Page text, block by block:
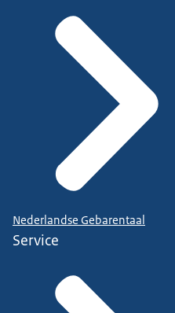
Nederlandse Gebarentaal
Service